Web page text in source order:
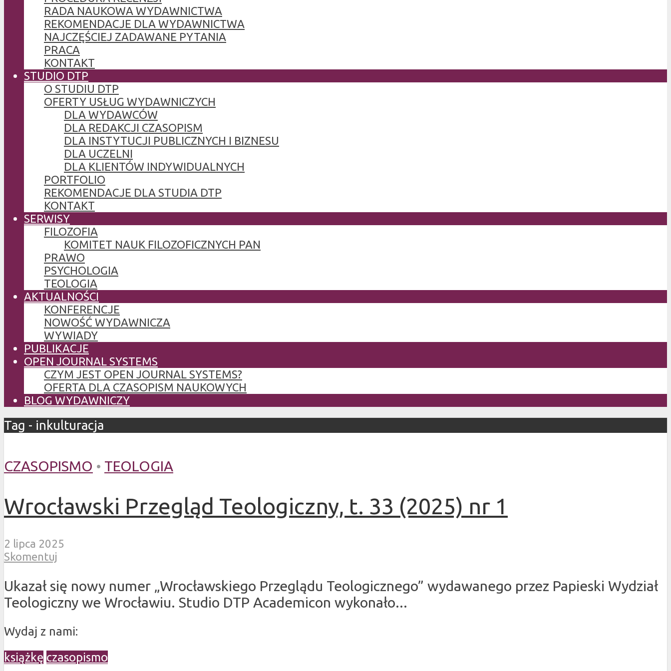
RADA NAUKOWA WYDAWNICTWA
REKOMENDACJE DLA WYDAWNICTWA
NAJCZĘŚCIEJ ZADAWANE PYTANIA
PRACA
KONTAKT
STUDIO DTP
O STUDIU DTP
OFERTY USŁUG WYDAWNICZYCH
DLA WYDAWCÓW
DLA REDAKCJI CZASOPISM
DLA INSTYTUCJI PUBLICZNYCH I BIZNESU
DLA UCZELNI
DLA KLIENTÓW INDYWIDUALNYCH
PORTFOLIO
REKOMENDACJE DLA STUDIA DTP
KONTAKT
SERWISY
FILOZOFIA
KOMITET NAUK FILOZOFICZNYCH PAN
PRAWO
PSYCHOLOGIA
TEOLOGIA
AKTUALNOŚCI
KONFERENCJE
NOWOŚĆ WYDAWNICZA
WYWIADY
PUBLIKACJE
OPEN JOURNAL SYSTEMS
CZYM JEST OPEN JOURNAL SYSTEMS?
OFERTA DLA CZASOPISM NAUKOWYCH
BLOG WYDAWNICZY
Tag - inkulturacja
CZASOPISMO • TEOLOGIA
Wrocławski Przegląd Teologiczny, t. 33 (2025) nr 1
2 lipca 2025
Skomentuj
Ukazał się nowy numer „Wrocławskiego Przeglądu Teologicznego” wydawanego przez Papieski Wydział
Teologiczny we Wrocławiu. Studio DTP Academicon wykonało...
Wydaj z nami:
książkę czasopismo